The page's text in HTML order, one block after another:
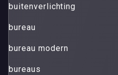
buitenverlichting
bureau
bureau modern
bureaus